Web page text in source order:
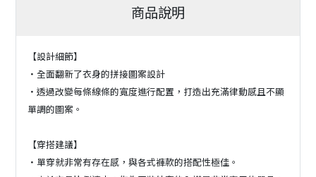
商品說明
【設計細節】
・全面翻新了衣身的拼接圖案設計
・透過改變每條線條的寬度進行配置，打造出充滿律動感且不顯
單調的圖案。
【穿搭建議】
・單穿就非常有存在感，與各式褲款的搭配性極佳。